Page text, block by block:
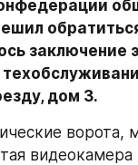
заключение
дом 3.
ворота,
видеокамера